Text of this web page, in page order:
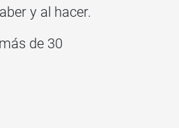
y al hacer.
de 30